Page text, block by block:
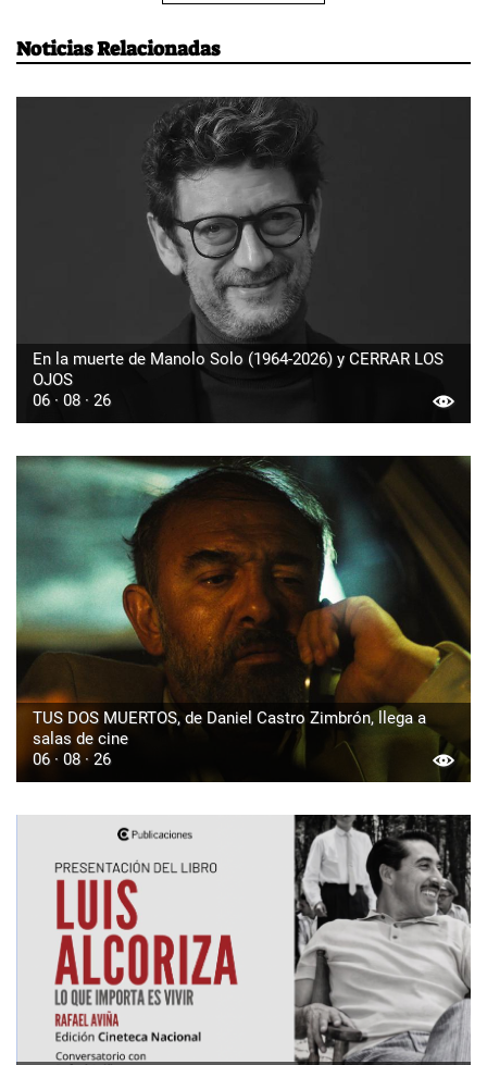
Noticias Relacionadas
En la muerte de Manolo Solo (1964-2026) y CERRAR LOS
OJOS
06 · 08 · 26
TUS DOS MUERTOS, de Daniel Castro Zimbrón, llega a
salas de cine
06 · 08 · 26